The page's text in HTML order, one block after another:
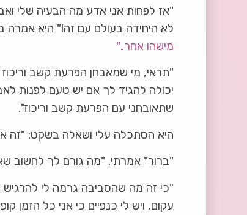
"אז לפחות אני אדע מה הבעיה שלי
לא היחידה בעולם עם זה!" היא אמרה
מישהו אחר.."
"תראי, מי שמאבחן הפרעת קשב
יכולה להגיד לך אם יש טעם לפנות
שתאובחני עם הפרעת קשב וריכוז".
היא הסתכלה עלי ושאלה בשקט: "זה
"ברור" אמרתי. "מה גורם לך לחשוב
"כי זה מה שהסביבה גרמה לי להרגיש
עקום, ויש לי כנפיים כי אני כל